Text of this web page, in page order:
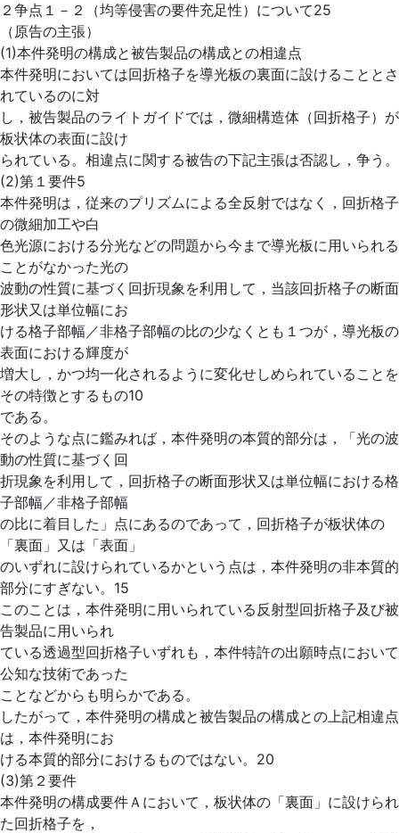
２争点１－２（均等侵害の要件充足性）について25
（原告の主張）
(1)本件発明の構成と被告製品の構成との相違点
本件発明においては回折格子を導光板の裏面に設けることとさ
れているのに対
し，被告製品のライトガイドでは，微細構造体（回折格子）が
板状体の表面に設け
られている。相違点に関する被告の下記主張は否認し，争う。
(2)第１要件5
本件発明は，従来のプリズムによる全反射ではなく，回折格子
の微細加工や白
色光源における分光などの問題から今まで導光板に用いられる
ことがなかった光の
波動の性質に基づく回折現象を利用して，当該回折格子の断面
形状又は単位幅にお
ける格子部幅／非格子部幅の比の少なくとも１つが，導光板の
表面における輝度が
増大し，かつ均一化されるように変化せしめられていることを
その特徴とするもの10
である。
そのような点に鑑みれば，本件発明の本質的部分は，「光の波
動の性質に基づく回
折現象を利用して，回折格子の断面形状又は単位幅における格
子部幅／非格子部幅
の比に着目した」点にあるのであって，回折格子が板状体の
「裏面」又は「表面」
のいずれに設けられているかという点は，本件発明の非本質的
部分にすぎない。15
このことは，本件発明に用いられている反射型回折格子及び被
告製品に用いられ
ている透過型回折格子いずれも，本件特許の出願時点において
公知な技術であった
ことなどからも明らかである。
したがって，本件発明の構成と被告製品の構成との上記相違点
は，本件発明にお
ける本質的部分におけるものではない。20
(3)第２要件
本件発明の構成要件Ａにおいて，板状体の「裏面」に設けられ
た回折格子を，